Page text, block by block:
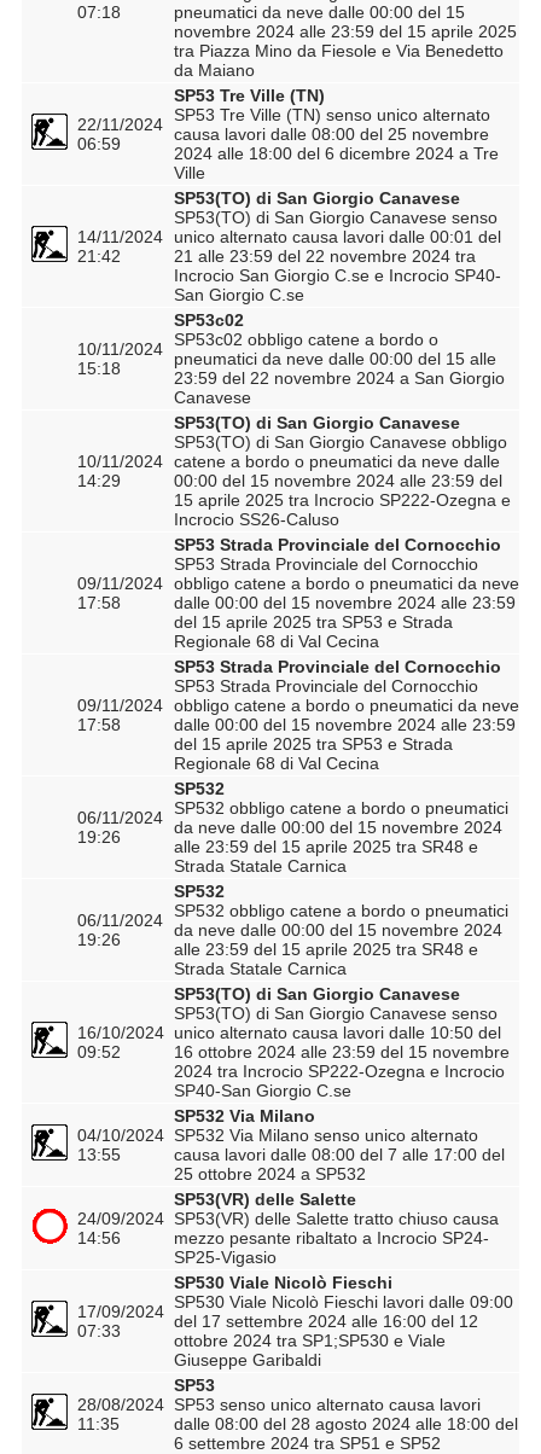
07:18
pneumatici da neve dalle 00:00 del 15
novembre 2024 alle 23:59 del 15 aprile 2025
tra Piazza Mino da Fiesole e Via Benedetto
da Maiano
22/11/2024
06:59
SP53 Tre Ville (TN)
SP53 Tre Ville (TN) senso unico alternato
causa lavori dalle 08:00 del 25 novembre
2024 alle 18:00 del 6 dicembre 2024 a Tre
Ville
14/11/2024
21:42
SP53(TO) di San Giorgio Canavese
SP53(TO) di San Giorgio Canavese senso
unico alternato causa lavori dalle 00:01 del
21 alle 23:59 del 22 novembre 2024 tra
Incrocio San Giorgio C.se e Incrocio SP40-
San Giorgio C.se
10/11/2024
15:18
SP53c02
SP53c02 obbligo catene a bordo o
pneumatici da neve dalle 00:00 del 15 alle
23:59 del 22 novembre 2024 a San Giorgio
Canavese
10/11/2024
14:29
SP53(TO) di San Giorgio Canavese
SP53(TO) di San Giorgio Canavese obbligo
catene a bordo o pneumatici da neve dalle
00:00 del 15 novembre 2024 alle 23:59 del
15 aprile 2025 tra Incrocio SP222-Ozegna e
Incrocio SS26-Caluso
09/11/2024
17:58
SP53 Strada Provinciale del Cornocchio
SP53 Strada Provinciale del Cornocchio
obbligo catene a bordo o pneumatici da neve
dalle 00:00 del 15 novembre 2024 alle 23:59
del 15 aprile 2025 tra SP53 e Strada
Regionale 68 di Val Cecina
09/11/2024
17:58
SP53 Strada Provinciale del Cornocchio
SP53 Strada Provinciale del Cornocchio
obbligo catene a bordo o pneumatici da neve
dalle 00:00 del 15 novembre 2024 alle 23:59
del 15 aprile 2025 tra SP53 e Strada
Regionale 68 di Val Cecina
06/11/2024
19:26
SP532
SP532 obbligo catene a bordo o pneumatici
da neve dalle 00:00 del 15 novembre 2024
alle 23:59 del 15 aprile 2025 tra SR48 e
Strada Statale Carnica
06/11/2024
19:26
SP532
SP532 obbligo catene a bordo o pneumatici
da neve dalle 00:00 del 15 novembre 2024
alle 23:59 del 15 aprile 2025 tra SR48 e
Strada Statale Carnica
16/10/2024
09:52
SP53(TO) di San Giorgio Canavese
SP53(TO) di San Giorgio Canavese senso
unico alternato causa lavori dalle 10:50 del
16 ottobre 2024 alle 23:59 del 15 novembre
2024 tra Incrocio SP222-Ozegna e Incrocio
SP40-San Giorgio C.se
04/10/2024
13:55
SP532 Via Milano
SP532 Via Milano senso unico alternato
causa lavori dalle 08:00 del 7 alle 17:00 del
25 ottobre 2024 a SP532
24/09/2024
14:56
SP53(VR) delle Salette
SP53(VR) delle Salette tratto chiuso causa
mezzo pesante ribaltato a Incrocio SP24-
SP25-Vigasio
17/09/2024
07:33
SP530 Viale Nicolò Fieschi
SP530 Viale Nicolò Fieschi lavori dalle 09:00
del 17 settembre 2024 alle 16:00 del 12
ottobre 2024 tra SP1;SP530 e Viale
Giuseppe Garibaldi
28/08/2024
11:35
SP53
SP53 senso unico alternato causa lavori
dalle 08:00 del 28 agosto 2024 alle 18:00 del
6 settembre 2024 tra SP51 e SP52